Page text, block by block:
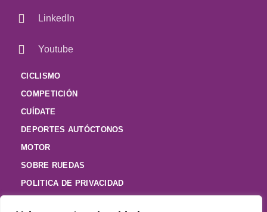
LinkedIn
Youtube
CICLISMO
COMPETICIÓN
CUÍDATE
DEPORTES AUTÓCTONOS
MOTOR
SOBRE RUEDAS
POLITICA DE PRIVACIDAD